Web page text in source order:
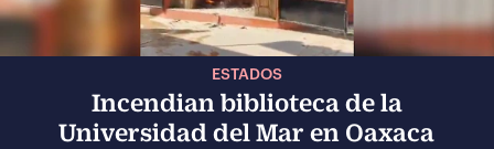
ESTADOS
Incendian biblioteca de la
Universidad del Mar en Oaxaca